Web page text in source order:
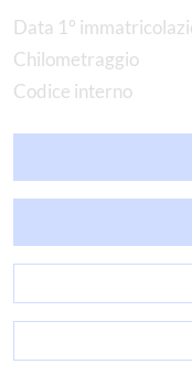
Data 1°
Chilometraggio
Codice interno